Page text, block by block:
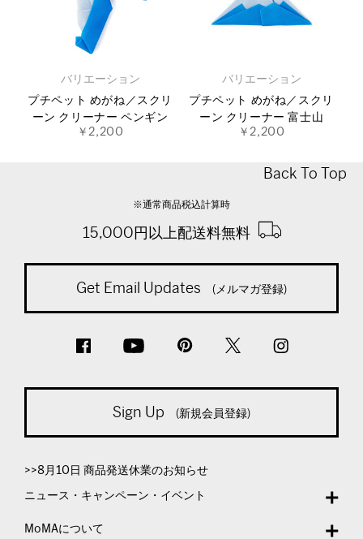
バリエーション
プチペット めがね／スクリ
ーン クリーナー ペンギン
￥2,200
バリエーション
プチペット めがね／スクリ
ーン クリーナー 富士山
￥2,200
Back To Top
※通常商品税込計算時
15,000円以上配送料無料
Get Email Updates (メルマガ登録)
Sign Up (新規会員登録)
>>8月10日 商品発送休業のお知らせ
ニュース・キャンペーン・イベント
MoMAについて